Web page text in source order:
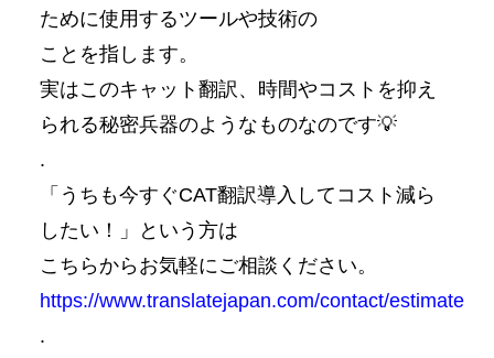
ために使用するツールや技術の
ことを指します。
実はこのキャット翻訳、時間やコストを抑え
られる秘密兵器のようなものなのです💡
.
「うちも今すぐCAT翻訳導入してコスト減ら
したい！」という方は
こちらからお気軽にご相談 ください。
https://www.translatejapan.com/contact/estimate
.